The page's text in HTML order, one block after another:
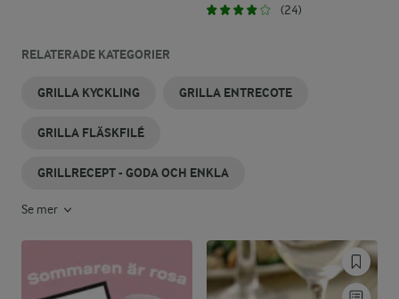
(24)
RELATERADE KATEGORIER
GRILLA KYCKLING GRILLA ENTRECOTE
GRILLA FLÄSKFILÉ
GRILLRECEPT - GODA OCH ENKLA
Se mer